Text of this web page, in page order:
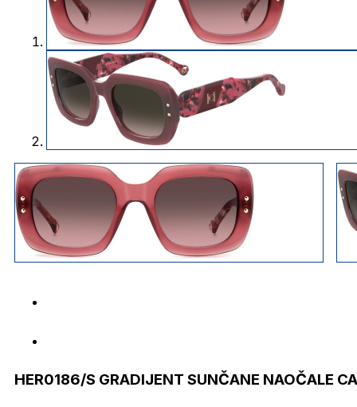
HER0186/S GRADIJENT SUNČANE NAOČALE